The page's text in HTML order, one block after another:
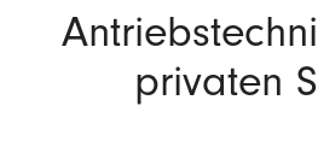
privaten